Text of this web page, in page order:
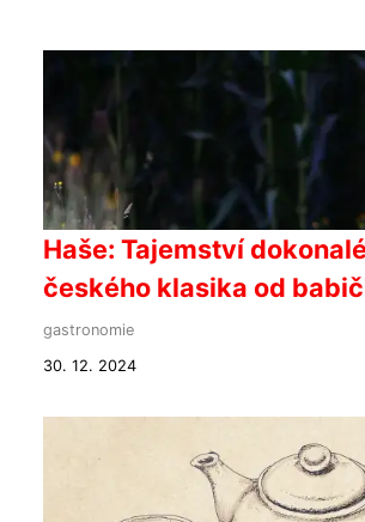
Haše: Tajemství
českého klasika od
gastronomie
30. 12. 2024